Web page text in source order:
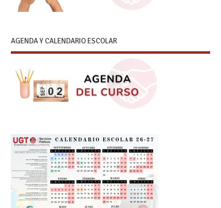
AGENDA Y CALENDARIO ESCOLAR